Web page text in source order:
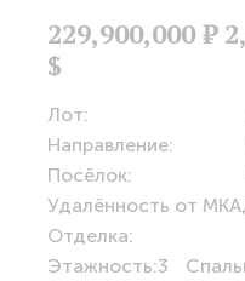
229,900,000Р
$
Лот:
Направление:
Посёлок:
Удалённость от
Отделка:
Этажность:3